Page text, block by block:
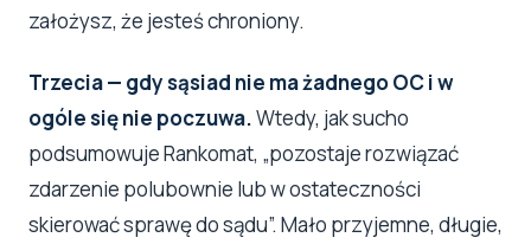
założysz, że jesteś chroniony.
Trzecia — gdy sąsiad nie ma żadnego OC i w
ogóle się nie poczuwa.Wtedy, jak sucho
podsumowuje Rankomat, „pozostaje rozwiązać
zdarzenie polubownie lub w ostateczności
skierować sprawę do sądu”. Mało przyjemne, długie,